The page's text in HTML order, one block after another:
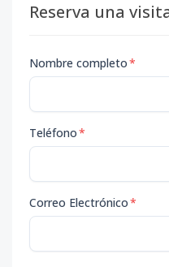
Reserva una
Nombre completo*
Teléfono*
Correo Electrónico*